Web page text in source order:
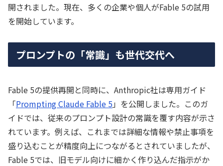
開されました。現在、多くの企業や個人がFable 5の試用
を開始しています。
プロンプトの「常識」も世代交代へ
Fable 5の提供再開と同時に、Anthropic社は専用ガイド
「Prompting Claude Fable 5」を公開しました。このガ
イドでは、従来のプロンプト設計の常識を覆す内容が示さ
れています。例えば、これまでは詳細な情報や禁止事項を
盛り込むことが精度向上につながるとされていましたが、
Fable 5では、旧モデル向けに細かく作り込んだ指示がか